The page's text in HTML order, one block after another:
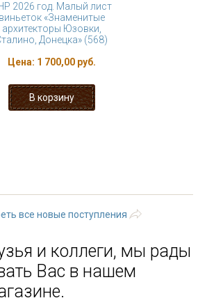
2026 год. Малый лист
виньеток «Знаменитые
архитекторы Юзовки,
Донецка» (568)
Цена: 1 700,00 руб.
все новые поступления
и коллеги, мы рады
Вас в нашем